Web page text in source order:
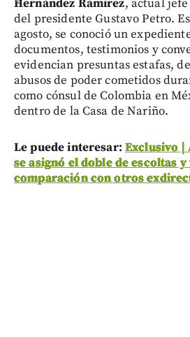
Hernández Ramírez, actual
del presidente Gustavo Petro.
agosto, se conoció un
documentos, testimonios y
evidencian presuntas estafas,
abusos de poder cometidos
como cónsul de Colombia en
dentro de la Casa de Nariño.
Le puede interesar: Exclusivo |
se asignó el doble de escoltas
comparación con otros